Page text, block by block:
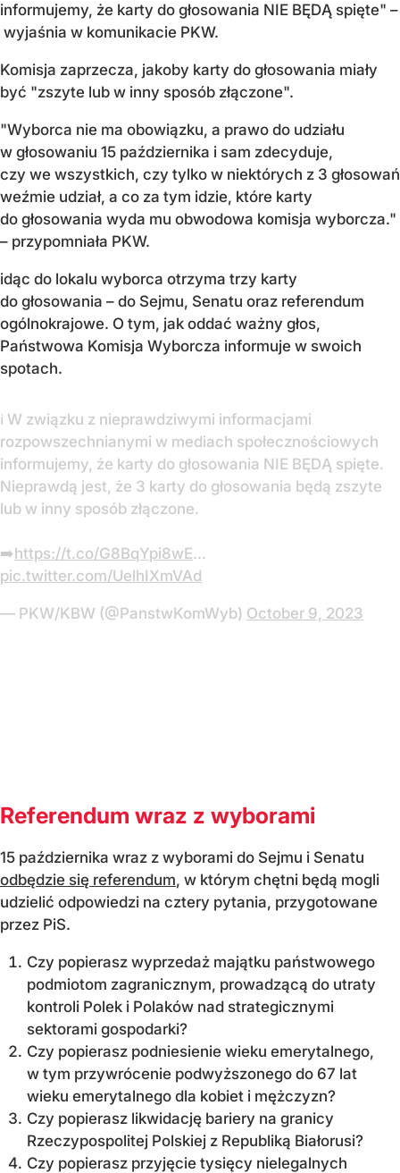
informujemy, że karty do głosowania NIE BĘDĄ spięte" –
wyjaśnia w komunikacie PKW.
Komisja zaprzecza, jakoby karty do głosowania miały
być "zszyte lub w inny sposób złączone".
"Wyborca nie ma obowiązku, a prawo do udziału
w głosowaniu 15 października i sam zdecyduje,
czy we wszystkich, czy tylko w niektórych z 3 głosowań
weźmie udział, a co za tym idzie, które karty
do głosowania wyda mu obwodowa komisja wyborcza."
– przypomniała PKW.
idąc do lokalu wyborca otrzyma trzy karty
do głosowania – do Sejmu, Senatu oraz referendum
ogólnokrajowe. O tym, jak oddać ważny głos,
Państwowa Komisja Wyborcza informuje w swoich
spotach.
ℹ️ W związku z nieprawdziwymi informacjami
rozpowszechnianymi w mediach społecznościowych
informujemy, że karty do głosowania NIE BĘDĄ spięte.
Nieprawdą jest, że 3 karty do głosowania będą zszyte
lub w inny sposób złączone.
➡️https://t.co/G8BqYpi8wE...
pic.twitter.com/UelhIXmVAd
— PKW/KBW (@PanstwKomWyb) October 9, 2023
Referendum wraz z wyborami
15 października wraz z wyborami do Sejmu i Senatu
odbędzie się referendum, w którym chętni będą mogli
udzielić odpowiedzi na cztery pytania, przygotowane
przez PiS.
Czy popierasz wyprzedaż majątku państwowego
podmiotom zagranicznym, prowadzącą do utraty
kontroli Polek i Polaków nad strategicznymi
sektorami gospodarki?
Czy popierasz podniesienie wieku emerytalnego,
w tym przywrócenie podwyższonego do 67 lat
wieku emerytalnego dla kobiet i mężczyzn?
Czy popierasz likwidację bariery na granicy
Rzeczypospolitej Polskiej z Republiką Białorusi?
Czy popierasz przyjęcie tysięcy nielegalnych